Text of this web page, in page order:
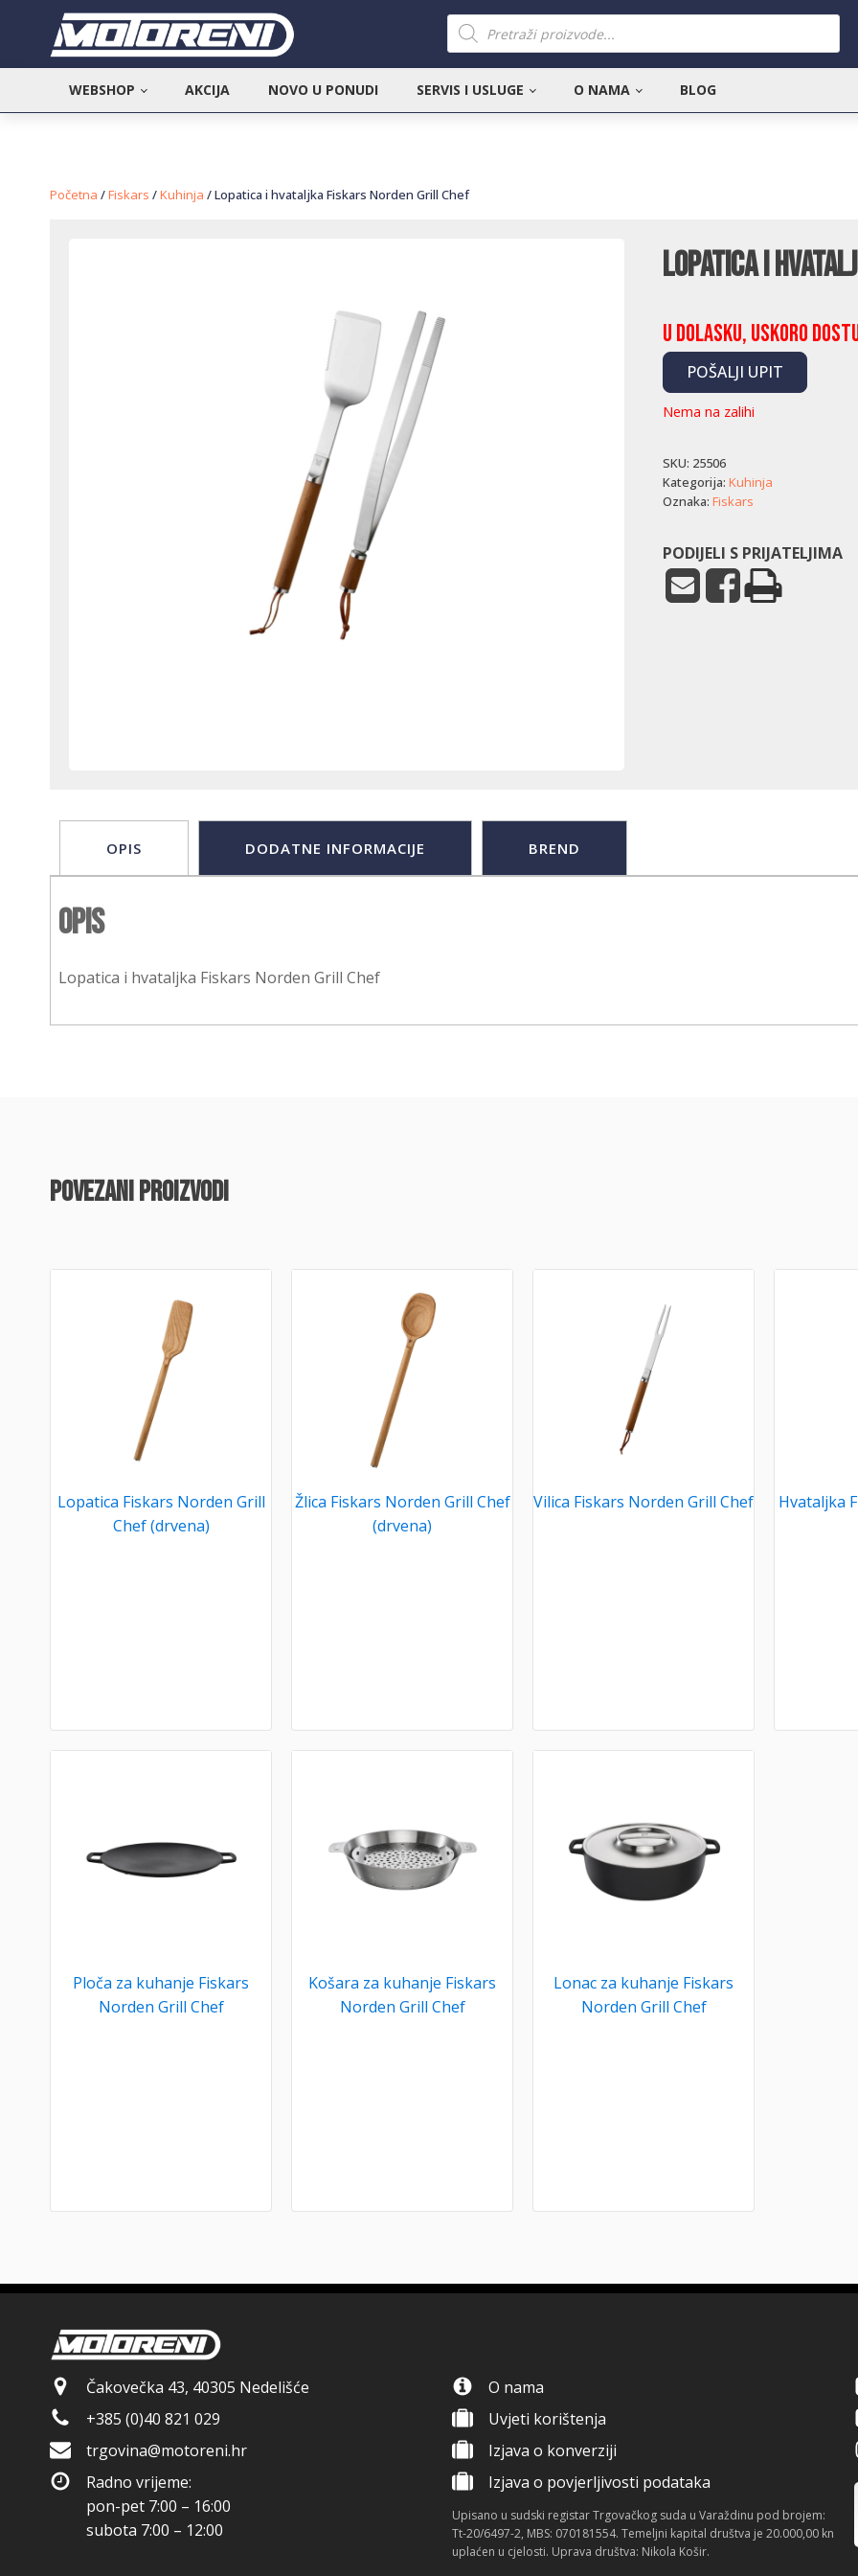
Products
search
WEBSHOP AKCIJA NOVO U PONUDI SERVIS I USLUGE O NAMA BLOG
Početna /Fiskars /Kuhinja / Lopatica i hvataljka Fiskars Norden Grill Chef
Lopatica i
U dolasku, uskoro
POŠALJI UPIT
Nema na zalihi
SKU: 25506
Kategorija: Kuhinja
Oznaka: Fiskars
PODIJELI S PRIJATELJIMA
OPIS DODATNE INFORMACIJE BREND
Opis
Lopatica i hvataljka Fiskars Norden Grill Chef
povezani proizvodi
Lopatica Fiskars Norden Grill
Chef (drvena)
Žlica Fiskars Norden Grill Chef
(drvena)
Vilica Fiskars Norden Grill Chef
Hvataljka
Ploča za kuhanje Fiskars
Norden Grill Chef
Košara za kuhanje Fiskars
Norden Grill Chef
Lonac za kuhanje Fiskars
Norden Grill Chef
Čakovečka 43, 40305 Nedelišće
+385 (0)40 821 029
trgovina@motoreni.hr
Radno vrijeme:
pon-pet 7:00 – 16:00
subota 7:00 – 12:00
O nama
Uvjeti korištenja
Izjava o konverziji
Izjava o povjerljivosti podataka
Upisano u sudski registar Trgovačkog suda u Varaždinu pod brojem:
Tt-20/6497-2, MBS: 070181554. Temeljni kapital društva je 20.000,00 kn
uplaćen u cjelosti. Uprava društva: Nikola Košir.